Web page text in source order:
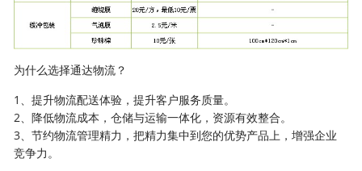
为什么选择通达物流？
1、提升物流配送体验，提升客户服务质量。
2、降低物流成本，仓储与运输一体化，资源有效整合。
3、节约物流管理精力，把精力集中到您的优势产品上，增强企业
竞争力。